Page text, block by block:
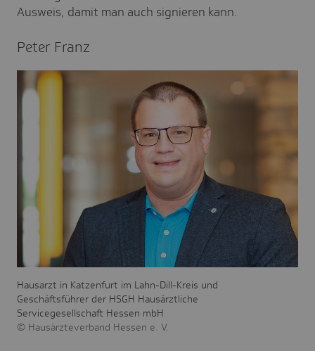
Ausweis, damit man auch signieren kann.
Peter Franz
Hausarzt in Katzenfurt im Lahn-Dill-Kreis und
Geschäftsführer der HSGH Hausärztliche
Servicegesellschaft Hessen mbH
Hausärzteverband Hessen e. V.